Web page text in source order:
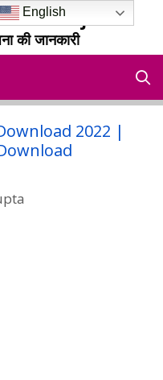
Yojana
की जानकारी
2022 |
English